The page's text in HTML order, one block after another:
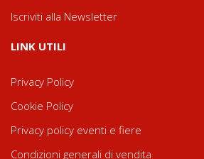
Iscriviti alla Newsletter
LINK UTILI
Privacy Policy
Cookie Policy
Privacy policy eventi e fiere
Condizioni generali di vendita